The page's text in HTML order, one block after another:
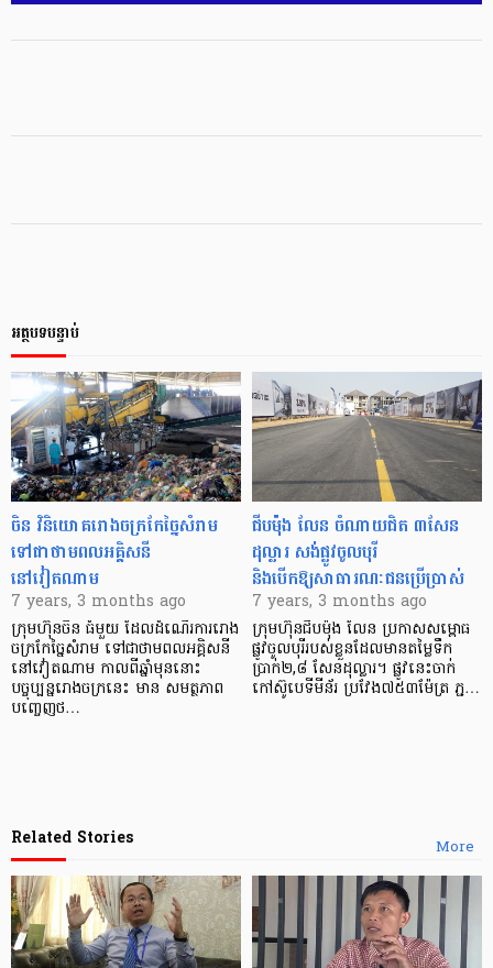
អត្ថបទបន្ទាប់
ចិន វិនិយោគរោងចក្រកែច្នៃសំរាម
ទៅជាថាមពលអគ្គិសនី
នៅវៀតណាម
7 years, 3 months ago
ក្រុមហ៊ុនចិន ធំមួយ ដែលដំណើរការរោង
ចក្រកែច្នៃសំរាម ទៅជាថាមពលអគ្គិសនី
នៅវៀតណាម កាលពីឆ្នាំមុននោះ
បច្ចុប្បន្នរោងចក្រនេះ មាន សមត្ថភាព
បញ្ចេញថ…
ជីបម៉ុង លែន ចំណាយ​ជិត ៣សែន
ដុល្លារ សង់ផ្លូវចូលបុរី
និងបើកឱ្យសាធារណៈជនប្រើប្រាស់​
7 years, 3 months ago
ក្រុមហ៊ុនជីបម៉ុង លែន ប្រកាសសម្ពោធ
ផ្លូវចូលបុរីរបស់ខ្លួនដែលមានតម្លៃទឹក
ប្រាក់២,៨ សែនដុល្លារ។ ផ្លូវនេះចាក់
កៅស៊ូបេទីមីន័រ ប្រវែង៧៥៣ម៉ែត្រ ភ្ជ…
More
Related Stories